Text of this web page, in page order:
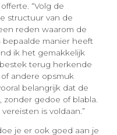
“Volg de
structuur van de
reden waarom de
manier heeft
ik het gemakkelijk
terug herkende
andere opsmuk
belangrijk dat de
gedoe of blabla.
is voldaan.”
je er ook goed aan je